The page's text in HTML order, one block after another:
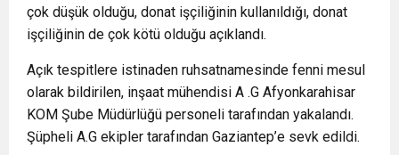
çok düşük olduğu, donat işçiliğinin kullanıldığı, donat
işçiliğinin de çok kötü olduğu açıklandı.
Açık tespitlere istinaden ruhsatnamesinde fenni mesul
olarak bildirilen, inşaat mühendisi A .G Afyonkarahisar
KOM Şube Müdürlüğü personeli tarafından yakalandı.
Şüpheli A.G ekipler tarafından Gaziantep’e sevk edildi.